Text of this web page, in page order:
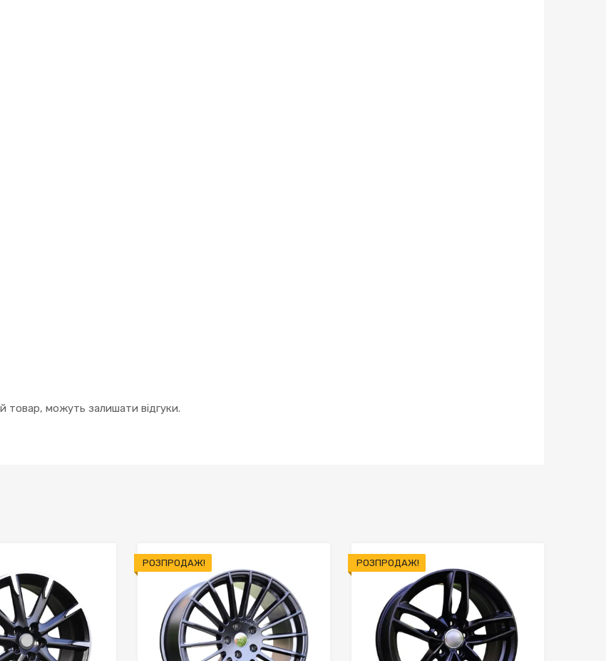
товар, можуть залишати відгуки.
РОЗПРОДАЖ! РОЗПРОДАЖ!